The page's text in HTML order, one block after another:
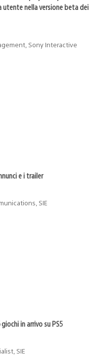
utente nella versione beta dei
Sony Interactive
e i trailer
SIE
in arrivo su PS5
SIE